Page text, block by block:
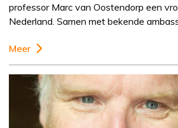
professor Marc van Oostendorp een
Nederland. Samen met bekende
Meer